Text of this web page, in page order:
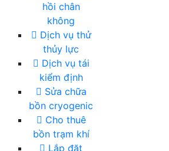
hồi chân
không
Dịch vụ thử
thủy lực
Dịch vụ tái
kiểm định
Sửa chữa
bồn cryogenic
Cho thuê
bồn trạm khí
Lắp đặt